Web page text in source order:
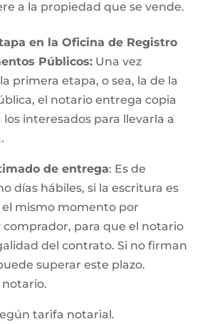
a la propiedad que se vende.
en la Oficina de Registro
Públicos:Una vez
primera etapa, o sea, la de la
el notario entrega copia
interesados para llevarla a
de entrega: Es de
días hábiles, si la escritura es
mismo momento por
comprador, para que el notario
del contrato. Si no firman
superar este plazo.
notario.
tarifa notarial.